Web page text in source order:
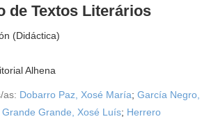
de Textos Literários
(Didáctica)
Alhena
as: Dobarro Paz, Xosé María;García Negro,
Grande Grande, Xosé Luís; Herrero